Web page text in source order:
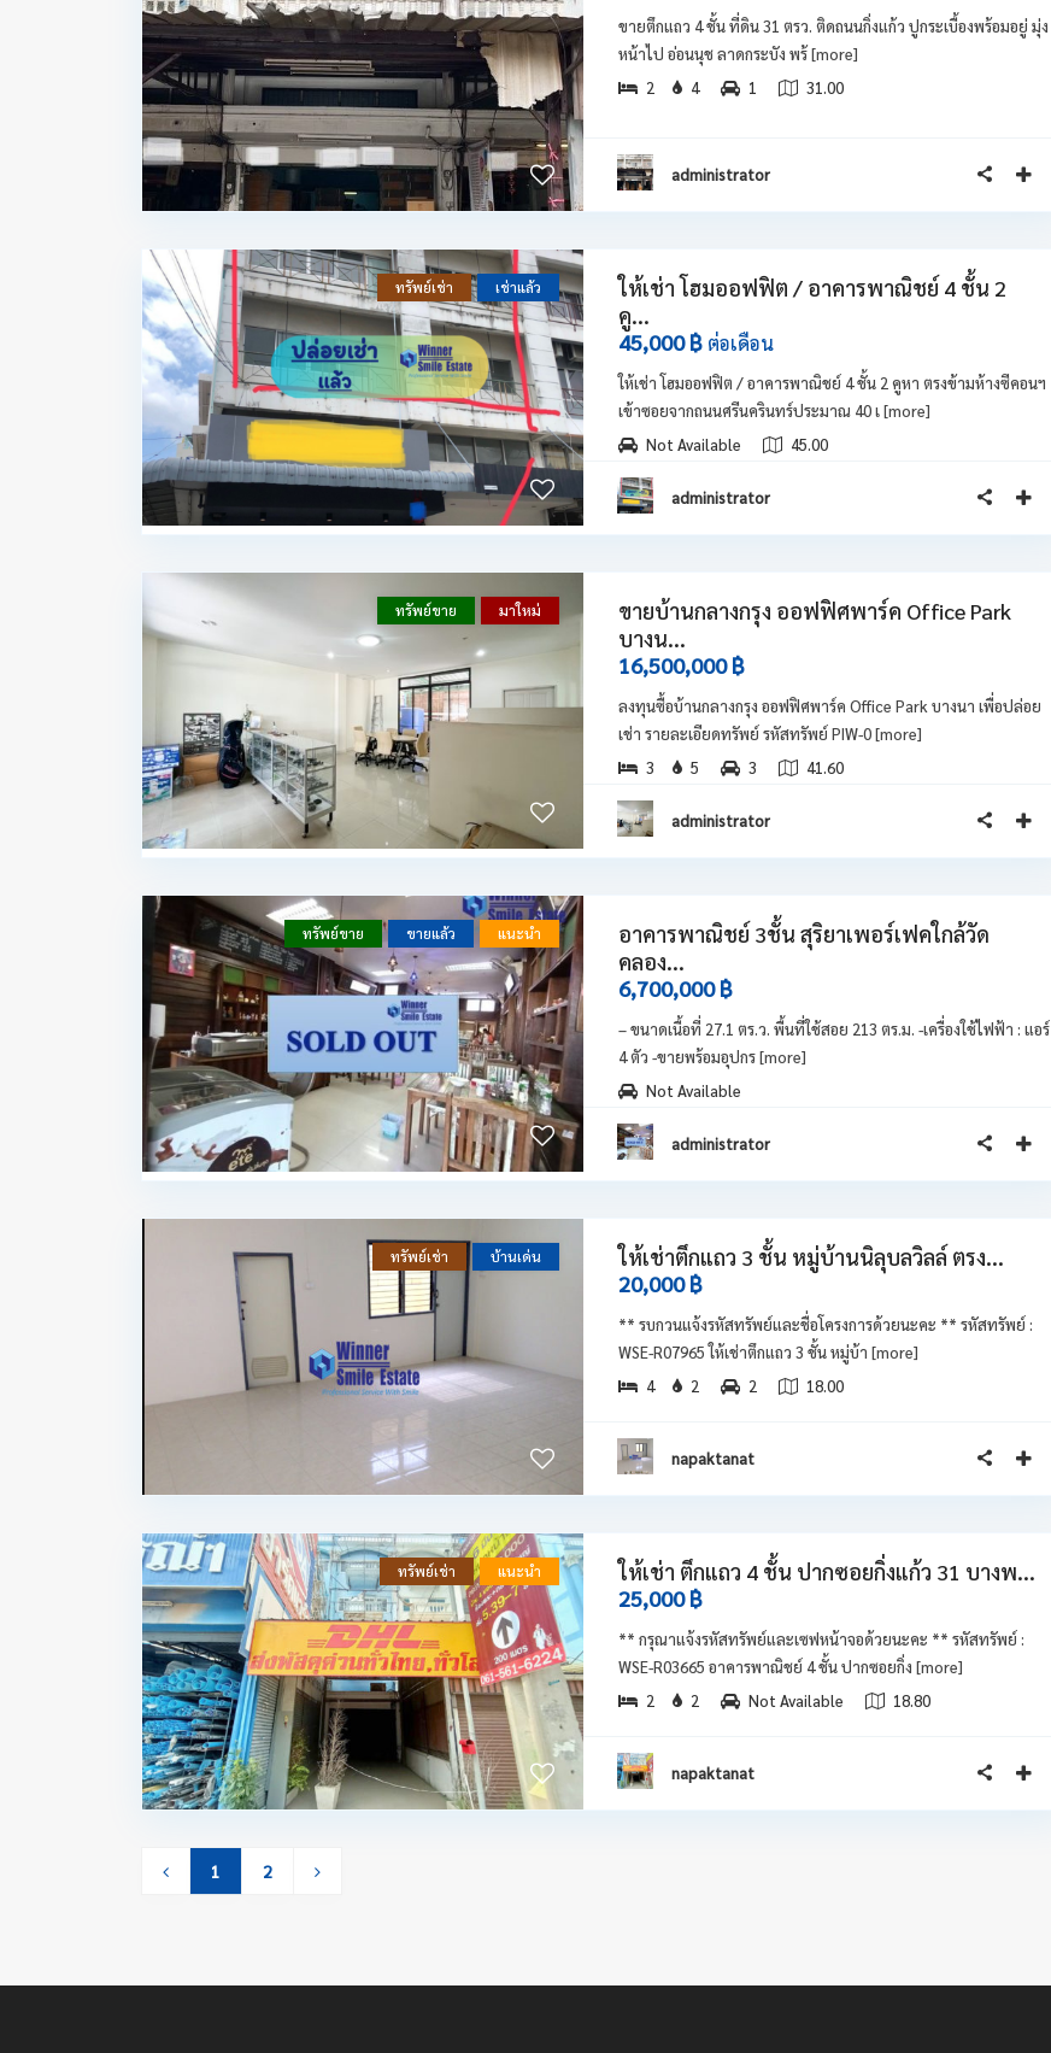
ขายตึกแถว 4 ชั้น ที่ดิน 31 ตรว. ติดถนนกิ่งแก้ว ปูกระเบื้องพร้อมอยู่ มุ่ง
หน้าไป อ่อนนุช ลาดกระบัง พร้[more]
2
4 1 31.00
administrator
ทรัพย์เช่า เช่าแล้ว
ให้เช่า โฮมออฟฟิต / อาคารพาณิชย์ 4 ชั้น 2
คู...
45,000 ฿ ต่อเดือน
ให้เช่า โฮมออฟฟิต / อาคารพาณิชย์ 4 ชั้น 2 คูหา ตรงข้ามห้างซีคอนฯ
เข้าซอยจากถนนศรีนครินทร์ประมาณ 40 เ[more]
Not Available
45.00
administrator
ทรัพย์ขาย มาใหม่
ขายบ้านกลางกรุง ออฟฟิศพาร์ค Office Park
บางน...
16,500,000 ฿
ลงทุนซื้อบ้านกลางกรุง ออฟฟิศพาร์ค Office Park บางนา เพื่อปล่อย
เช่า รายละเอียดทรัพย์ รหัสทรัพย์ PIW-0[more]
3
5 3 41.60
administrator
ทรัพย์ขาย ขายแล้ว แนะนำ
อาคารพาณิชย์ 3ชั้น สุริยาเพอร์เฟคใกล้วัด
คลอง...
6,700,000 ฿
– ขนาดเนื้อที่ 27.1 ตร.ว. พื้นที่ใช้สอย 213 ตร.ม. -เครื่องใช้ไฟฟ้า : แอร์
4 ตัว -ขายพร้อมอุปกร[more]
Not Available
administrator
ทรัพย์เช่า บ้านเด่น
ให้เช่าตึกแถว 3 ชั้น หมู่บ้านนิลุบลวิลล์ ตรง...
20,000 ฿
** รบกวนแจ้งรหัสทรัพย์และชื่อโครงการด้วยนะคะ ** รหัสทรัพย์ :
WSE-R07965 ให้เช่าตึกแถว 3 ชั้น หมู่บ้า [more]
4
2 2 18.00
napaktanat
ทรัพย์เช่า แนะนำ
ให้เช่า ตึกแถว 4 ชั้น ปากซอยกิ่งแก้ว 31 บางพ...
25,000 ฿
** กรุณาแจ้งรหัสทรัพย์และเซฟหน้าจอด้วยนะคะ ** รหัสทรัพย์ :
WSE-R03665 อาคารพาณิชย์ 4 ชั้น ปากซอยกิ่ง [more]
2
2 Not Available 18.80
napaktanat
1 2